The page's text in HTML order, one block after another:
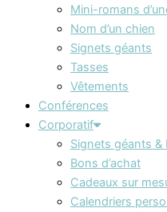
Mini-romans
Nom d’un chien
Signets géants
Tasses
Vêtements
Conférences
Corporatif
Signets géants &
Bons d’achat
Cadeaux sur
Calendriers